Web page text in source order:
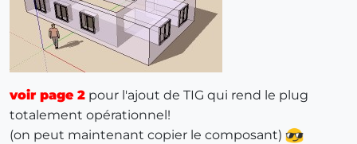
voir page 2 pour l'ajout de TIG qui rend le plug
totalement opérationnel!
(on peut maintenant copier le composant)